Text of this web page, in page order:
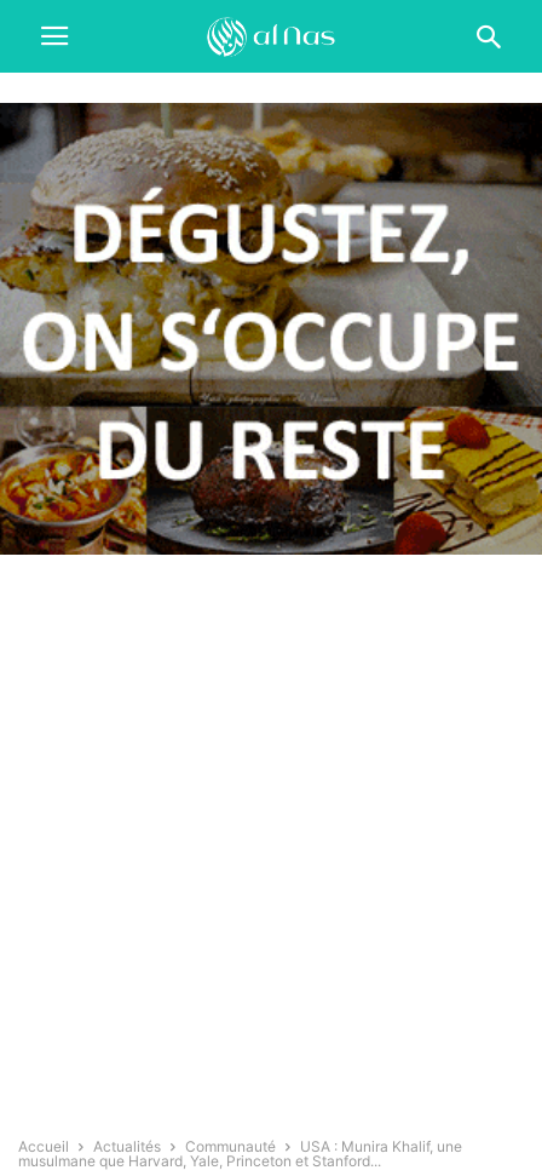
Accueil Actualités Communauté
USA : Munira Khalif, une
musulmane que Harvard, Yale, Princeton et Stanford...